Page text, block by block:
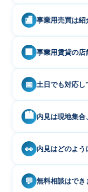
であれば、他社や
てご案内させてい
ださい。
をお探しいただ
🏬 事業用売買は紹
施設など、首都
🏢 事業用賃貸の店
いのでご希望を
📅 土日でも対応し
です。土曜日は
い。
🏙️ 内見は現地集合
👀 内見はどのよう
ら承っておりま
💬 無料相談はでき